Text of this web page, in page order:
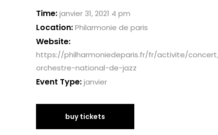
Time:janvier 31, 2021 4 pm
Location:Philarmonie de paris
Website:
https://philharmoniedeparis.fr/fr/activite/
orchestre-national-de-jazz
Event Type:janvier
buy tickets